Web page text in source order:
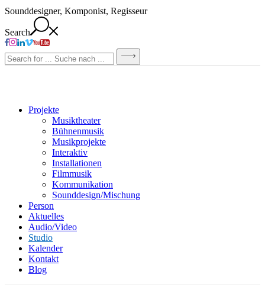
Sounddesigner, Komponist, Regisseur
Search
Projekte
Musiktheater
Bühnenmusik
Musikprojekte
Interaktiv
Installationen
Filmmusik
Kommunikation
Sounddesign/Mischung
Person
Aktuelles
Audio/Video
Studio
Kalender
Kontakt
Blog